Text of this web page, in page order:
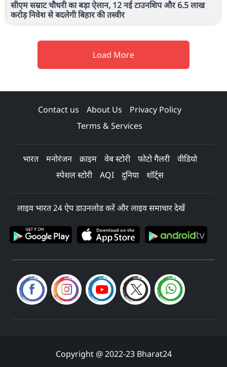
सीएम सम्राट चौधरी का बड़ा ऐलान, 12 नई टाउनशिप और 6.5 लाख
करोड़ निवेश से बदलेगी बिहार की तस्वीर
Load More
Contact us About Us
Privacy Policy
Terms & Services
भारत मनोरंजन क्राइम वेब स्टोरी फोटो गैलरी
वीडियो
स्पेशल स्टोरी
AQI दुनिया शॉर्ट्स
लाइव भारत 24 ऐप डाउनलोड करें और लाइव समाचार देखें
Copyright @ 2022-23 Bharat24